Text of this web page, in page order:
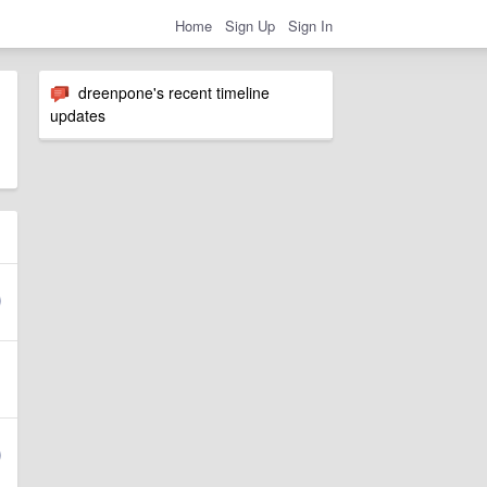
Home Sign Up Sign In
dreenpone's recent timeline
updates